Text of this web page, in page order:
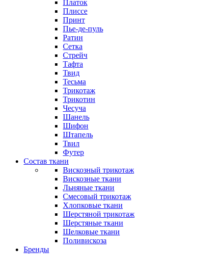
Платок
Плиссе
Принт
Пье-де-пуль
Ратин
Сетка
Стрейч
Тафта
Твид
Тесьма
Трикотаж
Трикотин
Чесуча
Шанель
Шифон
Штапель
Твил
Футер
Состав ткани
Вискозный трикотаж
Вискозные ткани
Льняные ткани
Смесовый трикотаж
Хлопковые ткани
Шерстяной трикотаж
Шерстяные ткани
Шелковые ткани
Поливискоза
Бренды